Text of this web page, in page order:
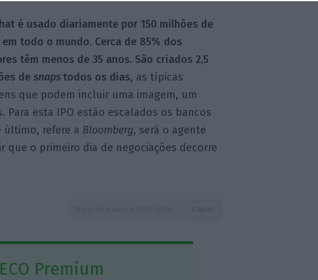
é usado diariamente por 150 milhões de
todo o mundo. Cerca de 85% dos
têm menos de 35 anos. São criados 2,5
de snapstodos os dias, as típicas
que podem incluir uma imagem, um
esta IPO estão escalados os bancos
último, refere a Bloomberg, será o agente
o primeiro dia de negociações decorre
Premium